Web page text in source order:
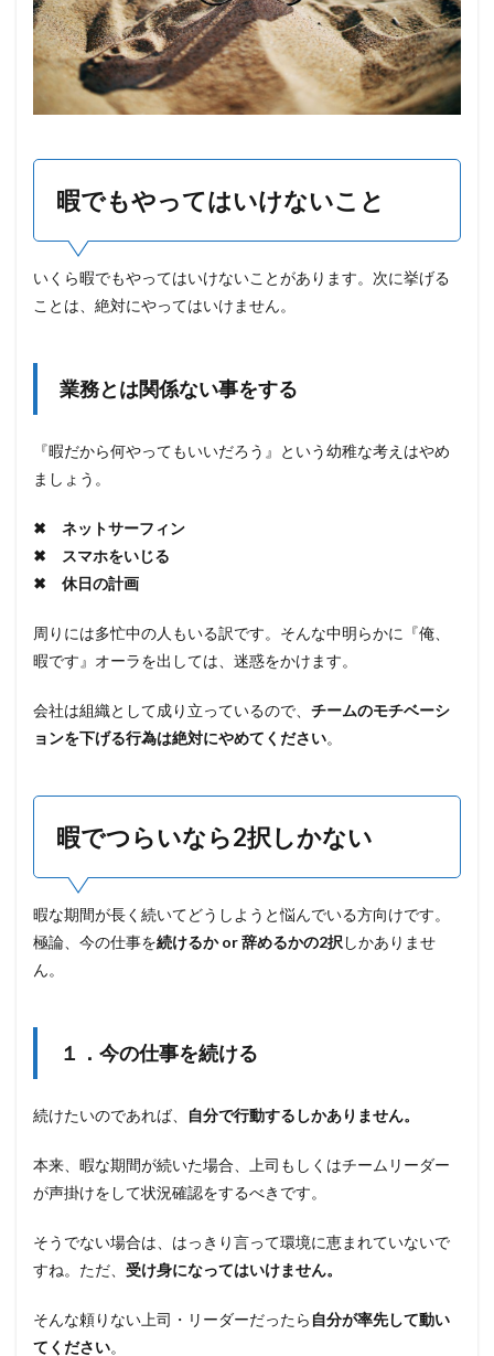
暇でもやってはいけないこと
いくら暇でもやってはいけないことがあります。次に挙げる
ことは、絶対にやってはいけません。
業務とは関係ない事をする
『暇だから何やってもいいだろう』という幼稚な考えはやめ
ましょう。
✖ ネットサーフィン
✖ スマホをいじる
✖ 休日の計画
周りには多忙中の人もいる訳です。そんな中明らかに『俺、
暇です』オーラを出しては、迷惑をかけます。
会社は組織として成り立っているので、 チームのモチベーシ
ョンを下げる行為は絶対にやめてください。
暇でつらいなら2択しかない
暇な期間が長く続いてどうしようと悩んでいる方向けです。
極論、今の仕事を続けるか or 辞めるかの2択 しかありませ
ん。
１．今の仕事を続ける
続けたいのであれば、 自分で行動するしかありません。
本来、暇な期間が続いた場合、上司もしくはチームリーダー
が声掛けをして状況確認をするべきです。
そうでない場合は、はっきり言って環境に恵まれていないで
すね。ただ、 受け身になってはいけません。
そんな頼りない上司・リーダーだったら 自分が率先して動い
てください。